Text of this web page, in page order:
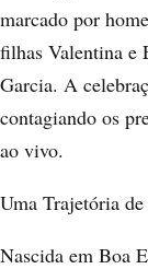
marcado por
filhas Valentina e
Garcia. A
contagiando os
ao vivo.
Uma Trajetória
Nascida em Boa